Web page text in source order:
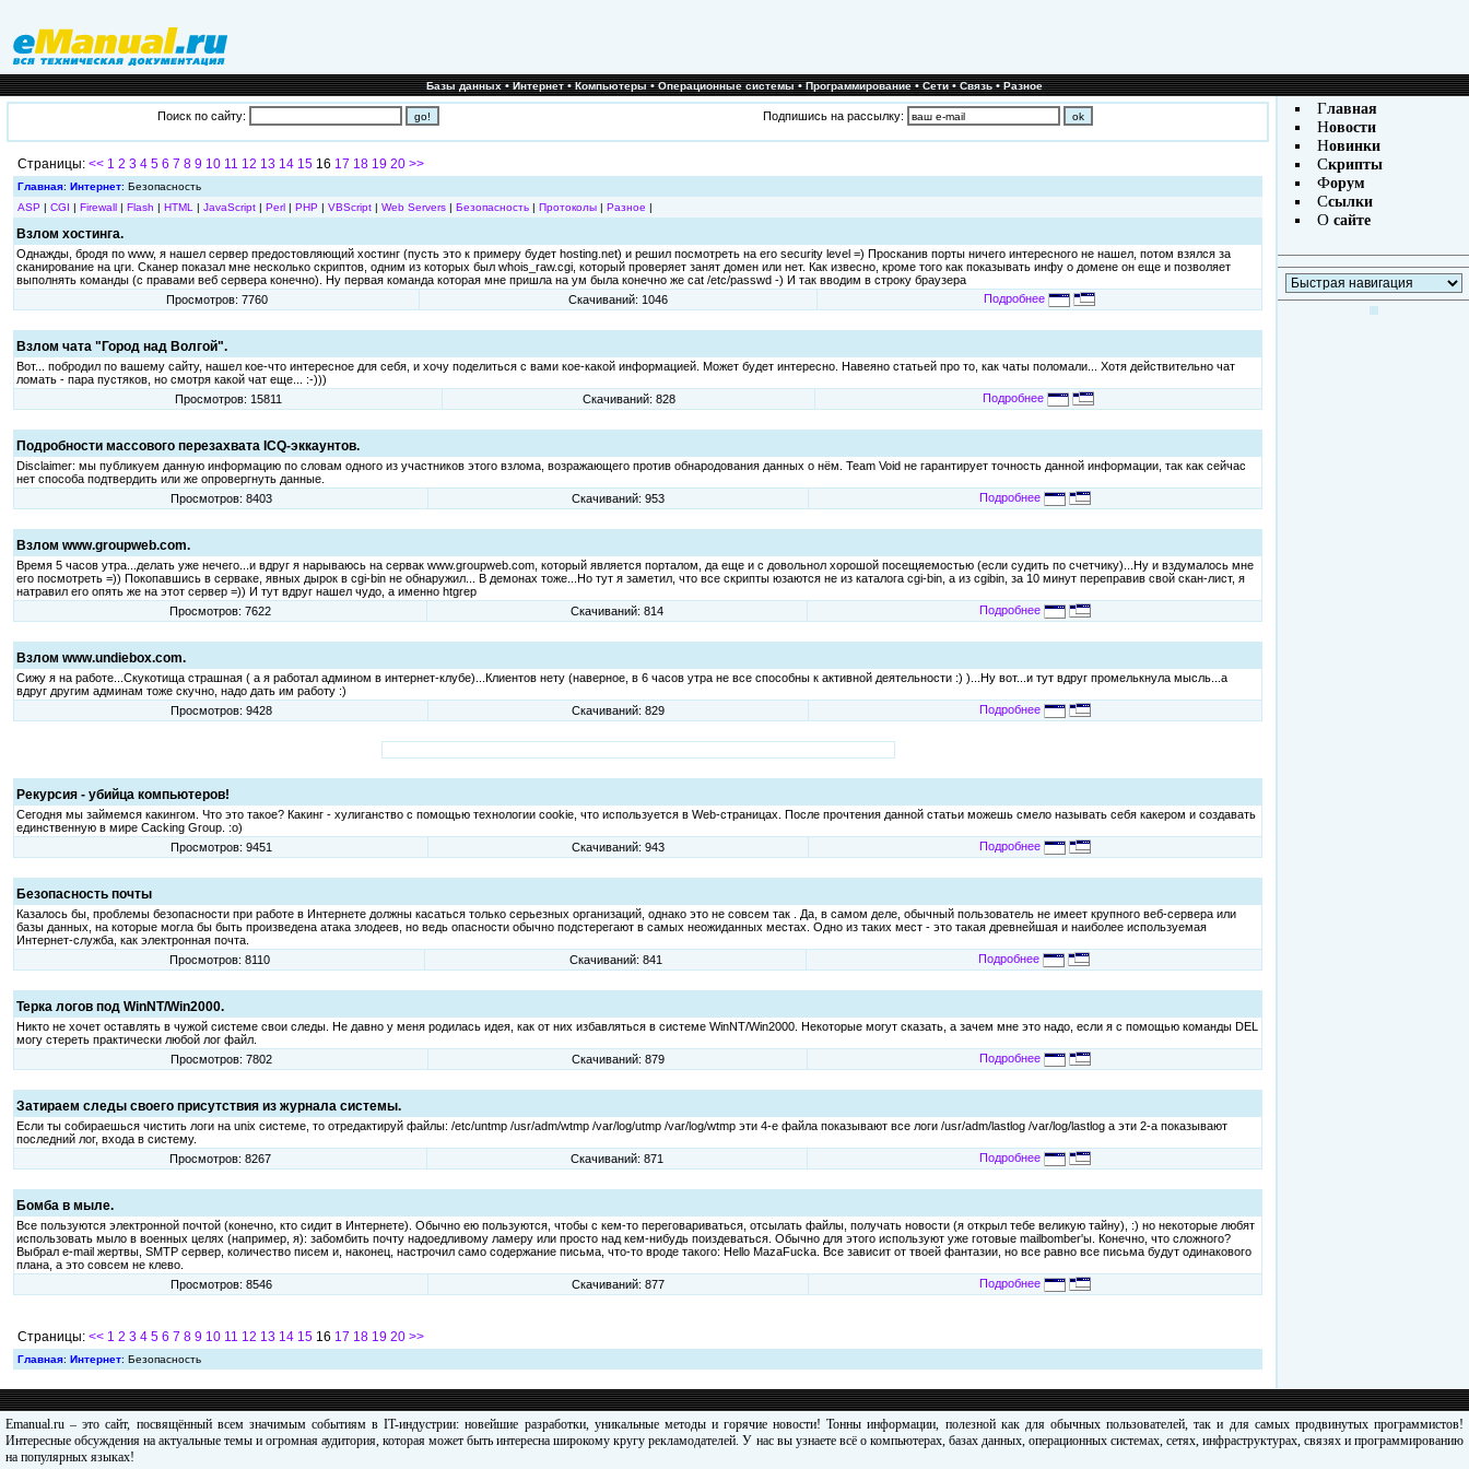
Базы данных•Интернет•Компьютеры•Операционные системы•Программирование•Сети•Связь•Разное
Поиск по сайту: Подпишись на рассылку:
Страницы: << 1 2 3 4 5 6 7 8 9 10 11 12 13 14 15 16 17 18 19 20 >>
Главная: Интернет: Безопасность
ASP | CGI | Firewall | Flash | HTML | JavaScript | Perl | PHP | VBScript | Web Servers | Безопасность | Протоколы | Разное |
Взлом хостинга.
Однажды, бродя по www, я нашел сервер предостовляющий хостинг (пусть это к примеру будет hosting.net) и решил посмотреть на его security level =) Просканив порты ничего интересного не нашел, потом взялся за
сканирование на цги. Сканер показал мне несколько скриптов, одним из которых был whois_raw.cgi, который проверяет занят домен или нет. Как извесно, кроме того как показывать инфу о домене он еще и позволяет
выполнять команды (с правами веб сервера конечно). Ну первая команда которая мне пришла на ум была конечно же cat /etc/passwd -) И так вводим в строку браузера
Просмотров: 7760
Скачиваний: 1046 Подробнее
Взлом чата "Город над Волгой".
Вот... побродил по вашему сайту, нашел кое-что интересное для себя, и хочу поделиться с вами кое-какой информацией. Может будет интересно. Навеяно статьей про то, как чаты поломали... Хотя действительно чат
ломать - пара пустяков, но смотря какой чат еще... :-)))
Просмотров: 15811
Скачиваний: 828 Подробнее
Подробности массового перезахвата ICQ-эккаунтов.
Disclaimer: мы публикуем данную информацию по словам одного из участников этого взлома, возражающего против обнародования данных о нём. Team Void не гарантирует точность данной информации, так как сейчас
нет способа подтвердить или же опровергнуть данные.
Просмотров: 8403
Скачиваний: 953 Подробнее
Взлом www.groupweb.com.
Время 5 часов утра...делать уже нечего...и вдруг я нарываюсь на сервак www.groupweb.com, который является порталом, да еще и с довольнол хорошой посещяемостью (если судить по счетчику)...Ну и вздумалось мне
его посмотреть =)) Покопавшись в серваке, явных дырок в cgi-bin не обнаружил... В демонах тоже...Но тут я заметил, что все скрипты юзаются не из каталога cgi-bin, а из cgibin, за 10 минут переправив свой скан-лист, я
натравил его опять же на этот сервер =)) И тут вдруг нашел чудо, а именно htgrep
Просмотров: 7622
Скачиваний: 814 Подробнее
Взлом www.undiebox.com.
Сижу я на работе...Скукотища страшная ( а я работал админом в интернет-клубе)...Клиентов нету (наверное, в 6 часов утра не все способны к активной деятельности :) )...Ну вот...и тут вдруг промелькнула мысль...а
вдруг другим админам тоже скучно, надо дать им работу :)
Просмотров: 9428
Скачиваний: 829 Подробнее
Рекурсия - убийца компьютеров!
Сегодня мы займемся какингом. Что это такое? Какинг - хулиганство с помощью технологии cookie, что используется в Web-страницах. После прочтения данной статьи можешь смело называть себя какером и создавать
единственную в мире Cacking Group. :o)
Просмотров: 9451
Скачиваний: 943 Подробнее
Безопасность почты
Казалось бы, проблемы безопасности при работе в Интернете должны касаться только серьезных организаций, однако это не совсем так . Да, в самом деле, обычный пользователь не имеет крупного веб-сервера или
базы данных, на которые могла бы быть произведена атака злодеев, но ведь опасности обычно подстерегают в самых неожиданных местах. Одно из таких мест - это такая древнейшая и наиболее используемая
Интернет-служба, как электронная почта.
Просмотров: 8110
Скачиваний: 841 Подробнее
Терка логов под WinNT/Win2000.
Никто не хочет оставлять в чужой системе свои следы. Не давно у меня родилась идея, как от них избавляться в системе WinNT/Win2000. Некоторые могут сказать, а зачем мне это надо, если я с помощью команды DEL
могу стереть практически любой лог файл.
Просмотров: 7802
Скачиваний: 879 Подробнее
Затираем следы своего присутствия из журнала системы.
Если ты собираешься чистить логи на unix системе, то отредактируй файлы: /etc/untmp /usr/adm/wtmp /var/log/utmp /var/log/wtmp эти 4-е файла показывают все логи /usr/adm/lastlog /var/log/lastlog а эти 2-а показывают
последний лог, входа в систему.
Просмотров: 8267
Скачиваний: 871 Подробнее
Бомба в мыле.
Все пользуются электронной почтой (конечно, кто сидит в Интернете). Обычно ею пользуются, чтобы с кем-то переговариваться, отсылать файлы, получать новости (я открыл тебе великую тайну), :) но некоторые любят
использовать мыло в военных целях (например, я): забомбить почту надоедливому ламеру или просто над кем-нибудь поиздеваться. Обычно для этого используют уже готовые mailbomber'ы. Конечно, что сложного?
Выбрал e-mail жертвы, SMTP сервер, количество писем и, наконец, настрочил само содержание письма, что-то вроде такого: Hello MazaFucka. Все зависит от твоей фантазии, но все равно все письма будут одинакового
плана, а это совсем не клево.
Просмотров: 8546
Скачиваний: 877 Подробнее
Страницы: << 1 2 3 4 5 6 7 8 9 10 11 12 13 14 15 16 17 18 19 20 >>
Главная: Интернет: Безопасность
Главная
Новости
Новинки
Скрипты
Форум
Ссылки
Осайте
Emanual.ru – это сайт, посвящённый всем значимым событиям в IT-индустрии: новейшие разработки, уникальные методы и горячие новости! Тонны информации, полезной как для обычных пользователей, так и для самых продвинутых программистов!
Интересные обсуждения на актуальные темы и огромная аудитория, которая может быть интересна широкому кругу рекламодателей. У нас вы узнаете всё о компьютерах, базах данных, операционных системах, сетях, инфраструктурах, связях и программированию
на популярных языках!